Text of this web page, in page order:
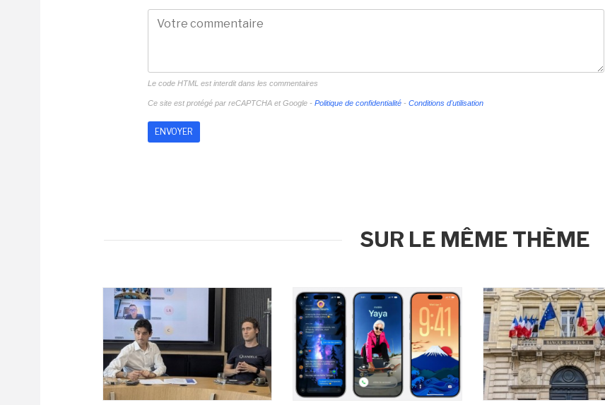
Le code HTML est interdit dans les commentaires
Ce site est protégé par reCAPTCHA et Google - Politique de confidentialité - Conditions d'utilisation
SUR LE MÊME THÈME